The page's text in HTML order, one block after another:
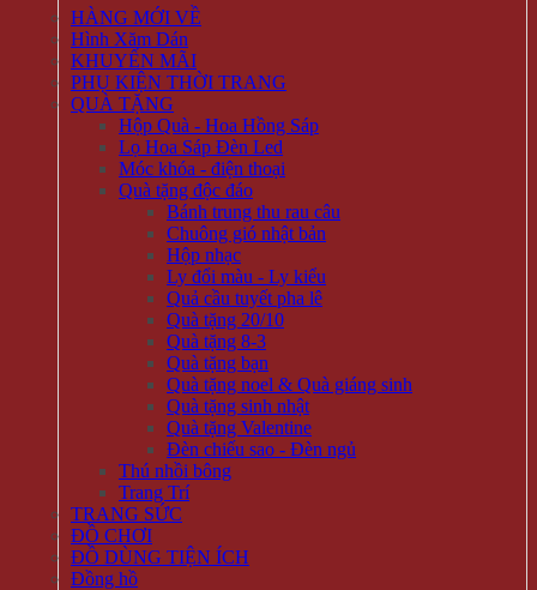
HÀNG MỚI VỀ
Hình Xăm Dán
KHUYẾN MÃI
PHỤ KIỆN THỜI TRANG
QUÀ TẶNG
Hộp Quà - Hoa Hồng Sáp
Lọ Hoa Sáp Đèn Led
Móc khóa - điện thoại
Quà tặng độc đáo
Bánh trung thu rau câu
Chuông gió nhật bản
Hộp nhạc
Ly đổi màu - Ly kiểu
Quả cầu tuyết pha lê
Quà tặng 20/10
Quà tặng 8-3
Quà tặng bạn
Quà tặng noel & Quà giáng sinh
Quà tặng sinh nhật
Quà tặng Valentine
Đèn chiếu sao - Đèn ngủ
Thú nhồi bông
Trang Trí
TRANG SỨC
ĐỒ CHƠI
ĐỒ DÙNG TIỆN ÍCH
Đồng hồ